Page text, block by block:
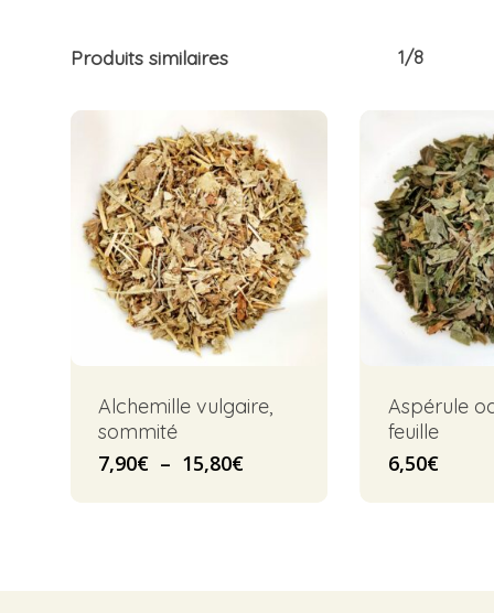
Produits similaires 1/8
Alchemille vulgaire,
sommité
7,90€ – 15,80€Plage
Aspérule
feuille
6,50€